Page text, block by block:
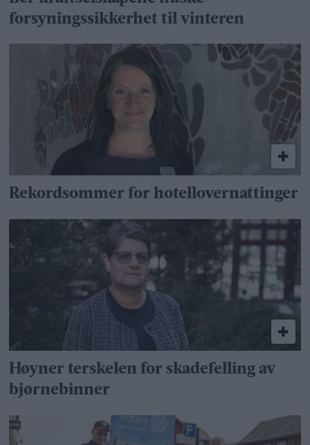
forsyningssikkerhet til vinteren
Rekordsommer for hotellovernattinger
Høyner terskelen for skadefelling av
bjørnebinner